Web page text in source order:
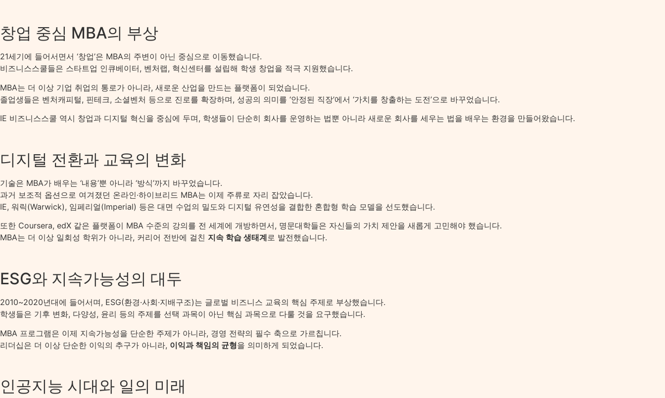
창업 중심 MBA의 부상
21세기에 들어서면서 ‘창업’은 MBA의 주변이 아닌 중심으로 이동했습니다.
비즈니스스쿨들은 스타트업 인큐베이터, 벤처랩, 혁신센터를 설립해 학생 창업을 적극 지원했습니다.
MBA는 더 이상 기업 취업의 통로가 아니라, 새로운 산업을 만드는 플랫폼이 되었습니다.
졸업생들은 벤처캐피털, 핀테크, 소셜벤처 등으로 진로를 확장하며, 성공의 의미를 ‘안정된 직장’에서 ‘가치를 창출하는 도전’으로 바꾸었습니다.
IE 비즈니스스쿨 역시 창업과 디지털 혁신을 중심에 두며, 학생들이 단순히 회사를 운영하는 법뿐 아니라 새로운 회사를 세우는 법을 배우는 환경을 만들어왔습니다.
디지털 전환과 교육의 변화
기술은 MBA가 배우는 ‘내용’뿐 아니라 ‘방식’까지 바꾸었습니다.
과거 보조적 옵션으로 여겨졌던 온라인·하이브리드 MBA는 이제 주류로 자리 잡았습니다.
IE, 워릭(Warwick), 임페리얼(Imperial) 등은 대면 수업의 밀도와 디지털 유연성을 결합한 혼합형 학습 모델을 선도했습니다.
또한 Coursera, edX 같은 플랫폼이 MBA 수준의 강의를 전 세계에 개방하면서, 명문대학들은 자신들의 가치 제안을 새롭게 고민해야 했습니다.
MBA는 더 이상 일회성 학위가 아니라, 커리어 전반에 걸친 지속 학습 생태계로 발전했습니다.
ESG와 지속가능성의 대두
2010~2020년대에 들어서며, ESG(환경·사회·지배구조)는 글로벌 비즈니스 교육의 핵심 주제로 부상했습니다.
학생들은 기후 변화, 다양성, 윤리 등의 주제를 선택 과목이 아닌 핵심 과목으로 다룰 것을 요구했습니다.
MBA 프로그램은 이제 지속가능성을 단순한 주제가 아니라, 경영 전략의 필수 축으로 가르칩니다.
리더십은 더 이상 단순한 이익의 추구가 아니라, 이익과 책임의 균형을 의미하게 되었습니다.
인공지능 시대와 일의 미래